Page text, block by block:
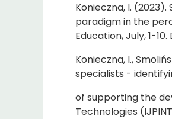
Konieczna, I.
paradigm in the
Education, July, 1-
Konieczna, I.,
specialists -
of supporting the
Technologies